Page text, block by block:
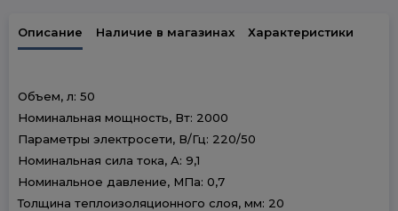
Описание Наличие в магазинах Характеристики
Объем, л: 50
Номинальная мощность, Вт: 2000
Параметры электросети, В/Гц: 220/50
Номинальная сила тока, А: 9,1
Номинальное давление, МПа: 0,7
Толщина теплоизоляционного слоя, мм: 20